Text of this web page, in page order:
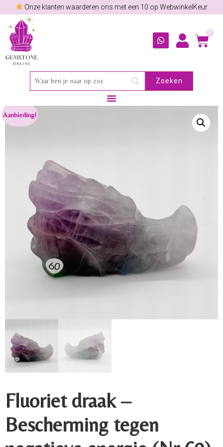
Onze klanten waarderen ons met een 10 op WebwinkelKeur
0
Aanbieding!
Fluoriet draak –
Bescherming tegen